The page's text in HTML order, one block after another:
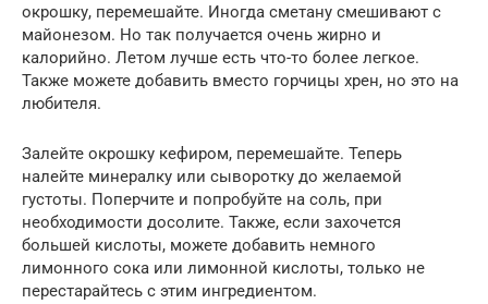
окрошку, перемешайте. Иногда сметану смешивают с
майонезом. Но так получается очень жирно и
калорийно. Летом лучше есть что-то более легкое.
Также можете добавить вместо горчицы хрен, но это на
любителя.
Залейте окрошку кефиром, перемешайте. Теперь
налейте минералку или сыворотку до желаемой
густоты. Поперчите и попробуйте на соль, при
необходимости досолите. Также, если захочется
большей кислоты, можете добавить немного
лимонного сока или лимонной кислоты, только не
перестарайтесь с этим ингредиентом.